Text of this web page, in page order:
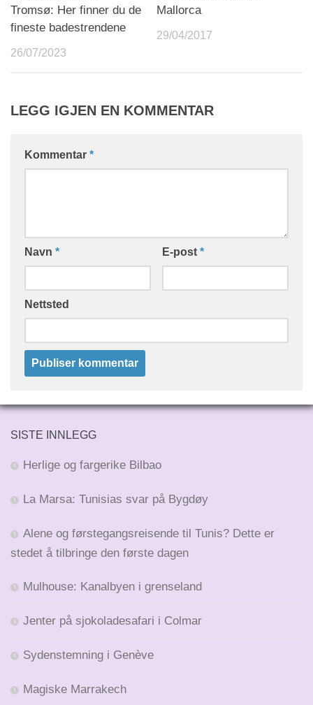
Tromsø: Her finner du de
fineste badestrendene
26/07/2023
Mallorca
29/04/2017
LEGG IGJEN EN KOMMENTAR
Kommentar *
Navn * E-post *
Nettsted
SISTE INNLEGG
Herlige og fargerike Bilbao
La Marsa: Tunisias svar på Bygdøy
Alene og førstegangsreisende til Tunis? Dette er
stedet å tilbringe den første dagen
Mulhouse: Kanalbyen i grenseland
Jenter på sjokoladesafari i Colmar
Sydenstemning i Genève
Magiske Marrakech